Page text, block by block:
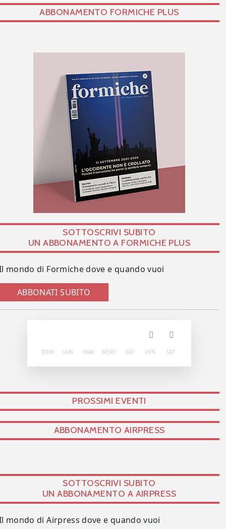
ABBONAMENTO FORMICHE PLUS
SOTTOSCRIVI SUBITO
UN ABBONAMENTO A FORMICHE PLUS
mondo di Formiche dove e quando vuoi
ABBONATI SUBITO
DOM LUN MAR MERC GIO VEN SAT
PROSSIMI EVENTI
ABBONAMENTO AIRPRESS
SOTTOSCRIVI SUBITO
UN ABBONAMENTO A AIRPRESS
mondo di Airpress dove e quando vuoi